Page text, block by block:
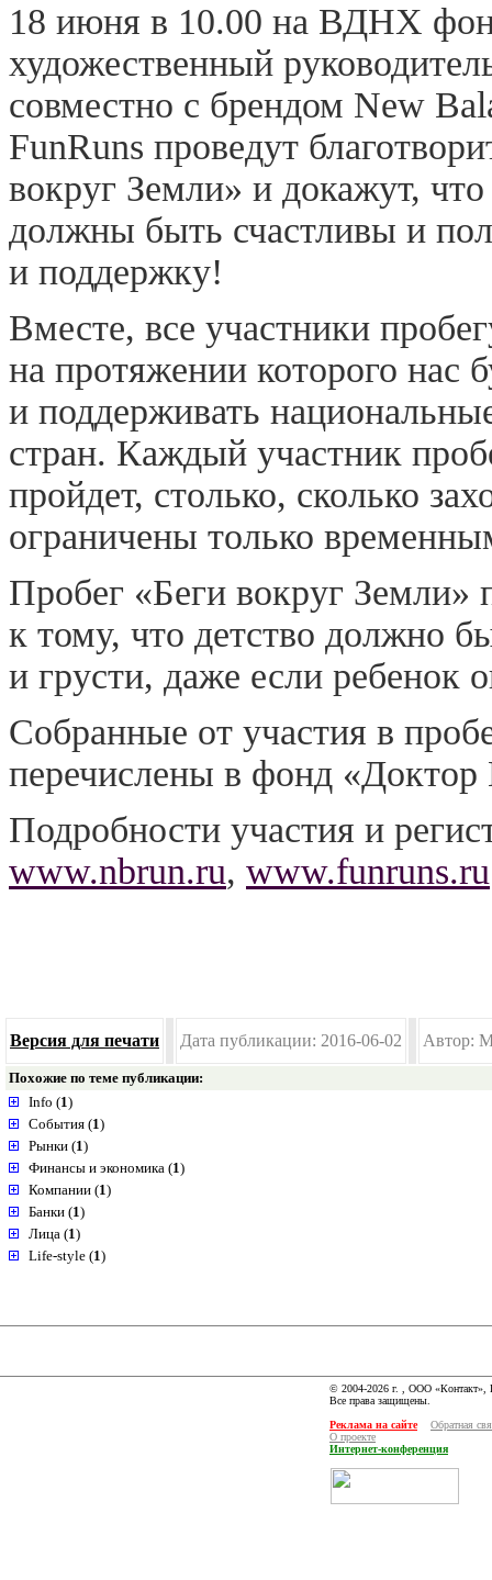
18 июня в 10.00 на ВДНХ
художественный
совместно с брендом New
FunRuns проведут
вокруг Земли» и докажут,
должны быть счастливы и
и поддержку!
Вместе, все участники
на протяжении которого нас
и поддерживать
стран. Каждый участник
пройдет, столько, сколько
ограничены только
Пробег «Беги вокруг Земли»
к тому, что детство должно
и грусти, даже если ребенок
Собранные от участия в
перечислены в фонд «Доктор
Подробности участия и
www.nbrun.ru, www.funruns.ru
Версия для печати Дата публикации: 2016-06-02 Автор:
Похожие по теме публикации:
Info (1)
События (1)
Рынки (1)
Финансы и экономика (1)
Компании (1)
Банки (1)
Лица (1)
Life-style (1)
© 2004-2026 г. , ООО «Контакт»,
Все права защищены.
Реклама на сайте
Обратная
О проекте
Интернет-конференция